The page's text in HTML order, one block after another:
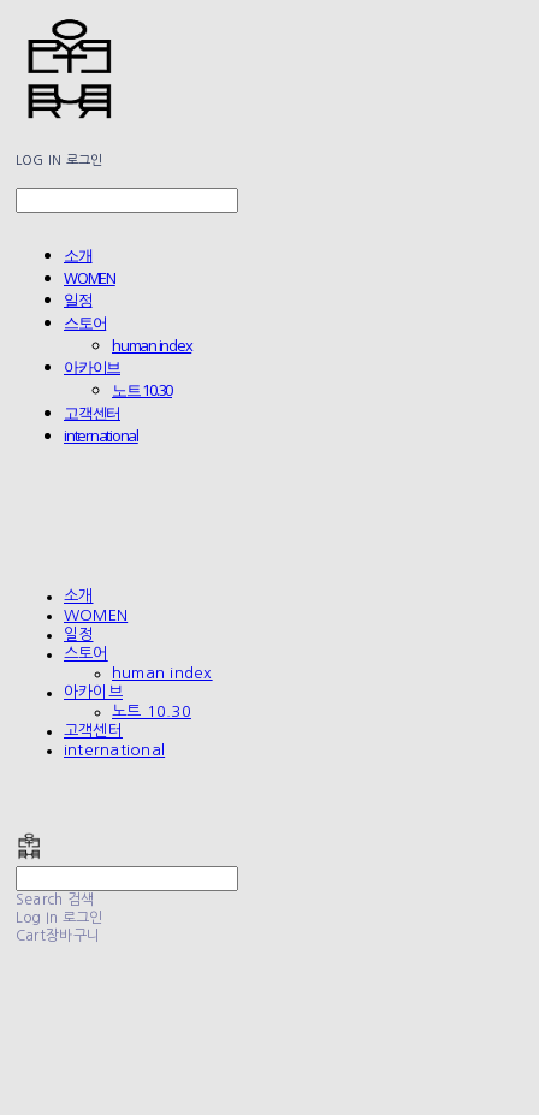
LOG IN 로그인
소개
WOMEN
일정
스토어
human index
아카이브
노트 10.30
고객센터
international
소개
WOMEN
일정
스토어
human index
아카이브
노트 10.30
고객센터
international
Search 검색
Log In 로그인
Cart장바구니